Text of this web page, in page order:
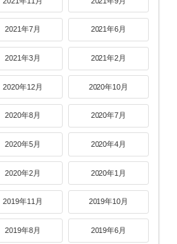
2021年7月 2021年6月
2021年3月 2021年2月
2020年12月 2020年10月
2020年8月 2020年7月
2020年5月 2020年4月
2020年2月 2020年1月
2019年11月 2019年10月
2019年8月 2019年6月